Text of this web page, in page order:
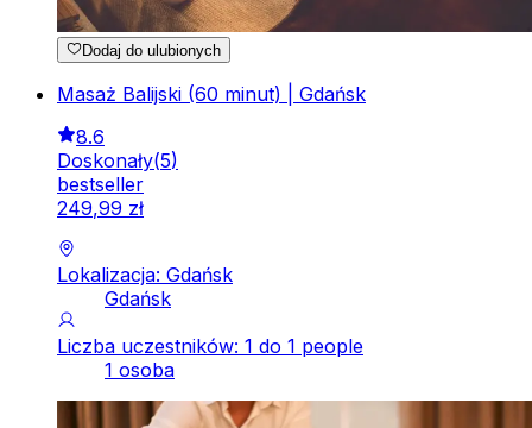
Dodaj do ulubionych
Masaż Balijski (60 minut) | Gdańsk
8.6
Doskonały(5)
bestseller
249,99 zł
Lokalizacja: Gdańsk
Gdańsk
Liczba uczestników: 1 do 1 people
1 osoba